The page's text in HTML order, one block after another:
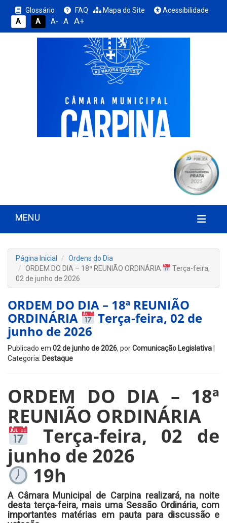
Glossário FAQ Mapa do Site
Acessibilidade
A
A A- A A+
MENU
Página Inicial
Ordens do Dia
ORDEM DO DIA – 18ª REUNIÃO ORDINÁRIA
Terça-feira,
02 de junho de 2026
ORDEM DO DIA – 18ª REUNIÃO
ORDINÁRIA Terça-feira, 02 de
junho de 2026
Publicado em 02 de junho de 2026, porComunicação Legislativa
Categoria: Destaque
ORDEM DO DIA – 18ª
REUNIÃO ORDINÁRIA
Terça-feira, 02 de
junho de 2026
19h
A Câmara Municipal de Carpina realizará, na noite
desta terça-feira, mais uma Sessão Ordinária, com
importantes matérias em pauta para discussão e